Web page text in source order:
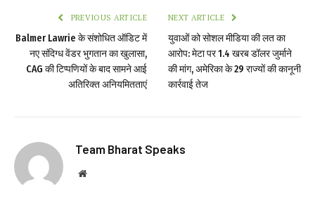
PREVIOUS ARTICLE
Balmer Lawrie के संशोधित ऑडिट में
नए संदिग्ध वेंडर भुगतान का खुलासा,
CAG की टिप्पणियों के बाद सामने आई
अतिरिक्त अनियमितताएं
NEXT ARTICLE
युवाओं को सोशल मीडिया की लत का
आरोप: मेटा पर 1.4 खरब डॉलर जुर्माने
की मांग, अमेरिका के 29 राज्यों की कानूनी
कार्रवाई तेज
Team Bharat Speaks
Website